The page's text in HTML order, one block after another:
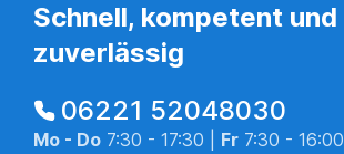
Schnell, kompetent und
zuverlässig
06221 52048030
Mo - Do 7:30 - 17:30 | Fr 7:30 - 16:00